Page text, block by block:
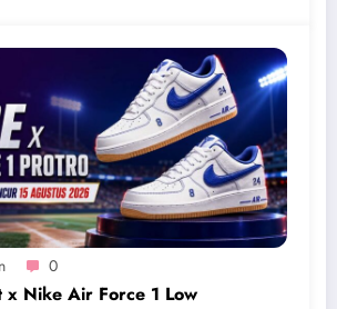
0
x Nike Air Force 1 Low